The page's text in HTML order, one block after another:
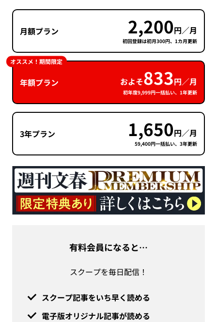
月額プラン 2,200円／月
初回登録は初月300円、1カ月更新
年額プラン およそ833円／月
初年度9,999円一括払い、1年更新
オススメ！期間限定
3年プラン 1,650円／月
59,400円一括払い、3年更新
有料会員になると…
スクープを毎日配信！
スクープ記事をいち早く読める
電子版オリジナル記事が読める